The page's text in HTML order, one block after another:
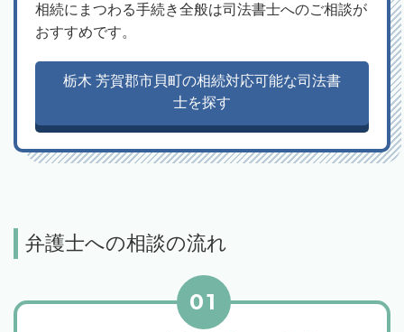
相続にまつわる手続き全般は司法書士へのご相談が
おすすめです。
栃木 芳賀郡市貝町の相続対応可能な司法書
士を探す
弁護士への相談の流れ
01